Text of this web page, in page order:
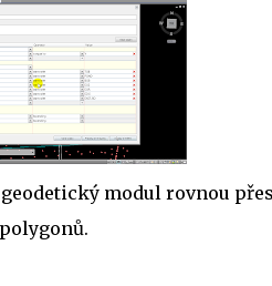
modul rovnou